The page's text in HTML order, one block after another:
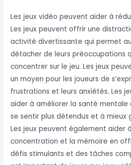
Les jeux vidéo peuvent aider à
Les jeux peuvent offrir une
activité divertissante qui permet
détacher de leurs préoccupations
concentrer sur le jeu. Les jeux
un moyen pour les joueurs de
frustrations et leurs anxiétés. Les
aider à améliorer la santé mentale
se sentir plus détendus et à mieux
Les jeux peuvent également aider
concentration et la mémoire en
défis stimulants et des tâches